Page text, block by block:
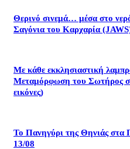
Θερινό σινεμά… μέσα στο
Σαγόνια του Καρχαρία
Με κάθε εκκλησιαστική
Μεταμόρφωση του Σωτήρος
εικόνες)
Το Πανηγύρι της Θηνιάς στα
13/08